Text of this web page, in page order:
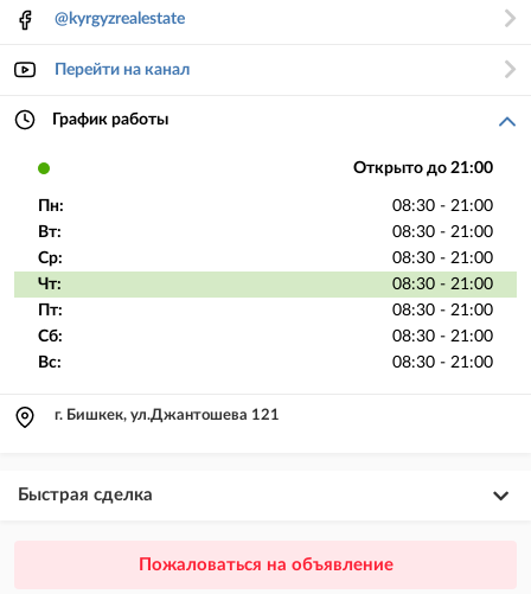
@kyrgyzrealestate
Перейти на канал
График работы
Открыто до 21:00
Пн:
08:30 - 21:00
Вт:
08:30 - 21:00
Ср:
08:30 - 21:00
Чт:
08:30 - 21:00
Пт:
08:30 - 21:00
Сб:
08:30 - 21:00
Вс:
08:30 - 21:00
г. Бишкек, ул.Джантошева 121
Быстрая сделка
Пожаловаться на объявление